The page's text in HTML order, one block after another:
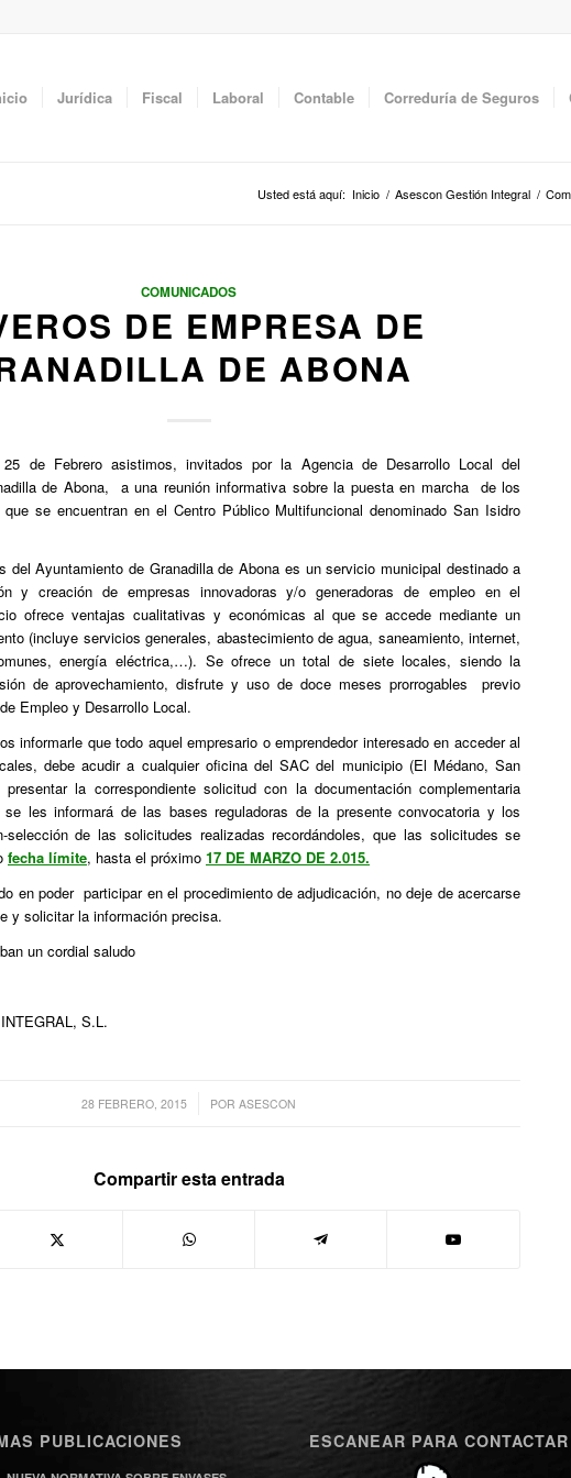
Jurídica Fiscal Laboral Contable Correduría de Seguros
Usted está aquí: Inicio / Asescon Gestión Integral /
COMUNICADOS
DE EMPRESA DE
DE ABONA
de Febrero asistimos, invitados por la Agencia de Desarrollo Local del
de Abona, a una reunión informativa sobre la puesta en marcha de los
se encuentran en el Centro Público Multifuncional denominado San Isidro
del Ayuntamiento de Granadilla de Abona es un servicio municipal destinado a
y creación de empresas innovadoras y/o generadoras de empleo en el
ofrece ventajas cualitativas y económicas al que se accede mediante un
(incluye servicios generales, abastecimiento de agua, saneamiento, internet,
energía eléctrica,…). Se ofrece un total de siete locales, siendo la
de aprovechamiento, disfrute y uso de doce meses prorrogables previo
Empleo y Desarrollo Local.
informarle que todo aquel empresario o emprendedor interesado en acceder al
debe acudir a cualquier oficina del SAC del municipio (El Médano, San
la correspondiente solicitud con la documentación complementaria
se les informará de las bases reguladoras de la presente convocatoria y los
selección de las solicitudes realizadas recordándoles, que las solicitudes se
fecha límite, hasta el próximo 17 DE MARZO DE 2.015.
en poder participar en el procedimiento de adjudicación, no deje de acercarse
y solicitar la información precisa.
un cordial saludo
S.L.
28 FEBRERO, 2015
/ PORASESCON
Compartir esta entrada
PUBLICACIONES ESCANEAR PARA CONTACTAR